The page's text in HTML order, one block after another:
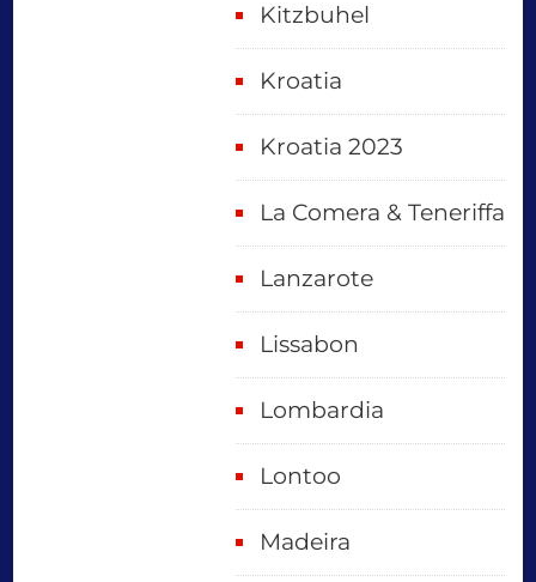
Kitzbuhel
Kroatia
Kroatia 2023
La Comera & Teneriffa
Lanzarote
Lissabon
Lombardia
Lontoo
Madeira